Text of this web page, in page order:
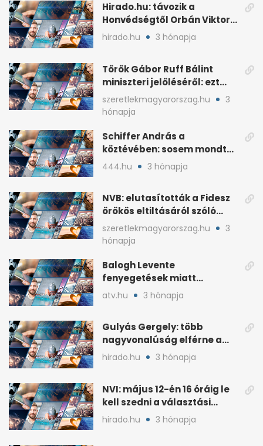
Hirado.hu: távozik a
Honvédségtől Orbán Viktor
fia, Orbán Gáspár
hirado.hu 3 hónapja
Török Gábor Ruff Bálint
miniszteri jelöléséről: ezt
írta a posztjában
szeretlekmagyarorszag.hu
3
hónapja
Schiffer András a
köztévében: sosem mondta,
ki fog nyerni
444.hu 3 hónapja
NVB: elutasították a Fidesz
örökös eltiltásáról szóló
népszavazást
szeretlekmagyarorszag.hu
3
hónapja
Balogh Levente
fenyegetések miatt
lemondta erdélyi előadás-
atv.hu 3 hónapja
Gulyás Gergely: több
nagyvonalúság elférne a
kétharmados győztesekben
hirado.hu 3 hónapja
NVI: május 12-én 16 óráig le
kell szedni a választási
plakátokat
hirado.hu 3 hónapja